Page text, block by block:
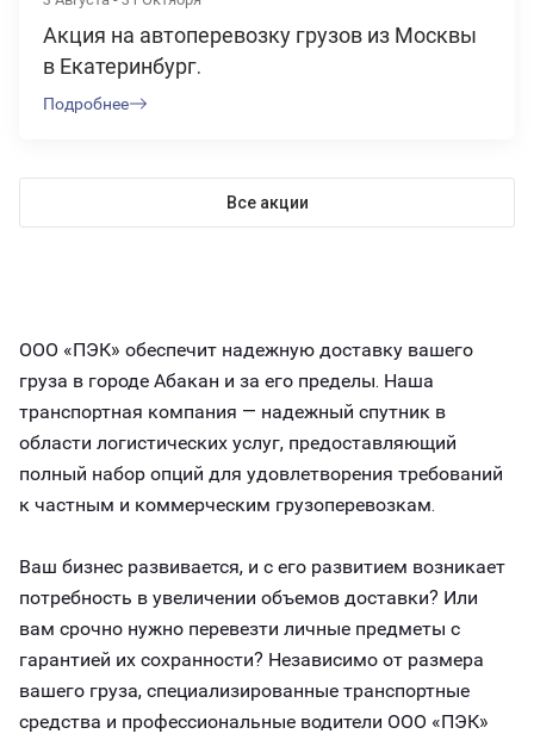
Акция на автоперевозку грузов из Москвы
в Екатеринбург.
Подробнее
Все акции
ООО «ПЭК» обеспечит надежную доставку вашего
груза в городе Абакан и за его пределы. Наша
транспортная компания — надежный спутник в
области логистических услуг, предоставляющий
полный набор опций для удовлетворения требований
к частным и коммерческим грузоперевозкам.
Ваш бизнес развивается, и с его развитием возникает
потребность в увеличении объемов доставки? Или
вам срочно нужно перевезти личные предметы с
гарантией их сохранности? Независимо от размера
вашего груза, специализированные транспортные
средства и профессиональные водители ООО «ПЭК»